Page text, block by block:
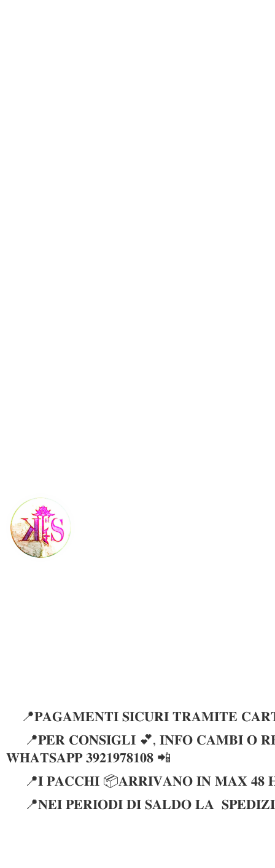
📍𝐏𝐀𝐆𝐀𝐌𝐄𝐍𝐓𝐈 𝐒𝐈𝐂𝐔𝐑𝐈 𝐓𝐑𝐀𝐌𝐈𝐓𝐄
📍𝐏𝐄𝐑 𝐂𝐎𝐍𝐒𝐈𝐆𝐋𝐈 💕, 𝐈𝐍𝐅𝐎 𝐂𝐀𝐌𝐁𝐈 𝐎
𝐖𝐇𝐀𝐓𝐒𝐀𝐏𝐏 𝟑𝟗𝟐𝟏𝟗𝟕𝟖𝟏𝟎𝟖 📲
📍𝐈 𝐏𝐀𝐂𝐂𝐇𝐈 📦𝐀𝐑𝐑𝐈𝐕𝐀𝐍𝐎 𝐈𝐍 𝐌𝐀𝐗 𝟒𝟖
📍𝐍𝐄𝐈 𝐏𝐄𝐑𝐈𝐎𝐃𝐈 𝐃𝐈 𝐒𝐀𝐋𝐃𝐎 𝐋𝐀